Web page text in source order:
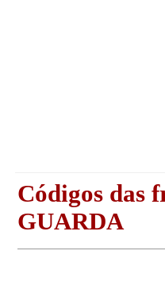
Códigos das
GUARDA